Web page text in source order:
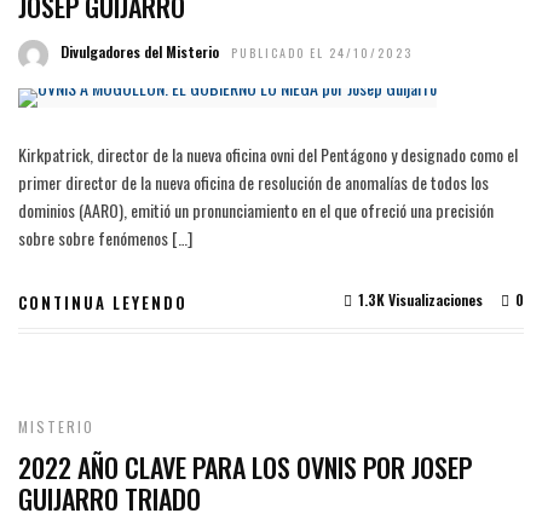
Divulgadores del Misterio PUBLICADO EL 24/10/2023
Kirkpatrick, director de la nueva oficina ovni del Pentágono y designado como el
primer director de la nueva oficina de resolución de anomalías de todos los
dominios (AARO), emitió un pronunciamiento en el que ofreció una precisión
sobre sobre fenómenos […]
CONTINUA LEYENDO 0
1.3K Visualizaciones
MISTERIO
2022 AÑO CLAVE PARA LOS OVNIS POR JOSEP
GUIJARRO TRIADO